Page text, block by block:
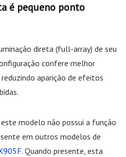
é pequeno ponto
direta (full-array) de seu
confere melhor
aparição de efeitos
modelo não possui a função
em outros modelos de
. Quando presente, esta